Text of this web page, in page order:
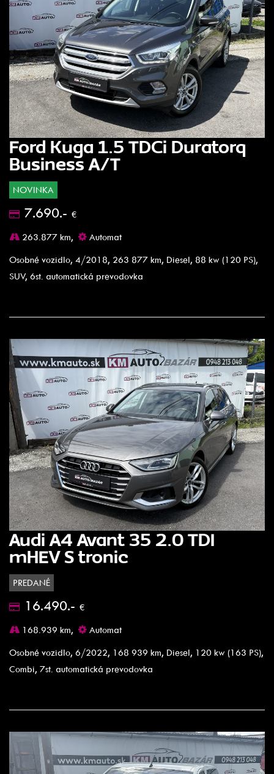
Ford Kuga 1.5 TDCi Duratorq
Business A/T
NOVINKA
7.690.- €
263.877 km,
Automat
Osobné vozidlo, 4/2018, 263 877 km, Diesel, 88 kw (120 PS),
SUV, 6st. automatická prevodovka
Audi A4 Avant 35 2.0 TDI
mHEV S tronic
PREDANÉ
16.490.- €
168.939 km,
Automat
Osobné vozidlo, 6/2022, 168 939 km, Diesel, 120 kw (163 PS),
Combi, 7st. automatická prevodovka